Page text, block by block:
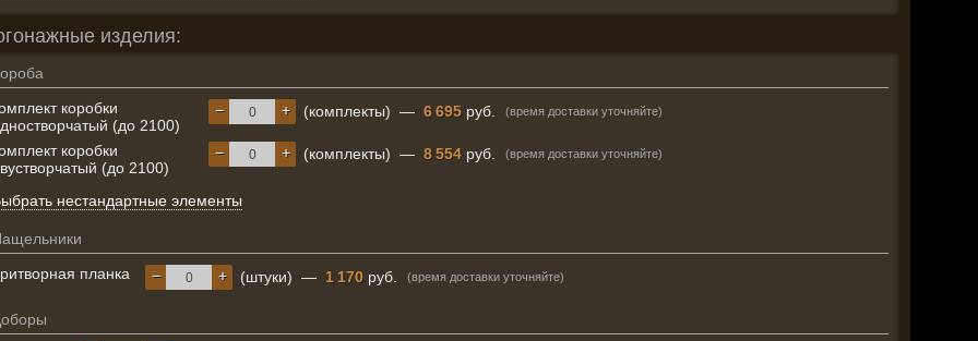
изделия:
коробки
(до 2100)
+
− (комплекты) — 6 695 руб. (время доставки уточняйте)
коробки
(до 2100)
+
− (комплекты) — 8 554 руб. (время доставки уточняйте)
нестандартные элементы
планка
+
− (штуки) — 1 170 руб. (время доставки уточняйте)